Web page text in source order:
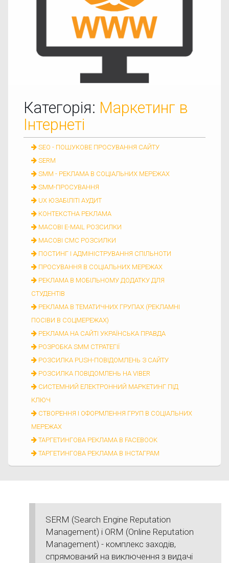
Категорія: Маркетинг в
Інтернеті
SEO - ПОШУКОВЕ ПРОСУВАННЯ САЙТУ
SERM
SMM - РЕКЛАМА В СОЦІАЛЬНИХ МЕРЕЖАХ
SMM-ПРОСУВАННЯ
UX ЮЗАБІЛІТІ АУДИТ
КОНТЕКСТНА РЕКЛАМА
МАСОВІ E-MAIL РОЗСИЛКИ
МАСОВІ СМС РОЗСИЛКИ
ПОСТИНГ І АДМІНІСТРУВАННЯ СПІЛЬНОТИ
ПРОСУВАННЯ В СОЦІАЛЬНИХ МЕРЕЖАХ
РЕКЛАМА В МОБІЛЬНОМУ ДОДАТКУ ДЛЯ
СТУДЕНТІВ
РЕКЛАМА В ТЕМАТИЧНИХ ГРУПАХ (РЕКЛАМНІ
ПОСІВИ В СОЦМЕРЕЖАХ)
РЕКЛАМА НА САЙТІ УКРАЇНСЬКА ПРАВДА
РОЗРОБКА SMM СТРАТЕГІЇ
РОЗСИЛКА PUSH-ПОВІДОМЛЕНЬ З САЙТУ
РОЗСИЛКА ПОВІДОМЛЕНЬ НА VIBER
СИСТЕМНИЙ ЕЛЕКТРОННИЙ МАРКЕТИНГ ПІД
КЛЮЧ
СТВОРЕННЯ І ОФОРМЛЕННЯ ГРУП В СОЦІАЛЬНИХ
МЕРЕЖАХ
ТАРГЕТИНГОВА РЕКЛАМА В FACEBOOK
ТАРГЕТИНГОВА РЕКЛАМА В ІНСТАГРАМ
SERM (Search Engine Reputation
Management) і ORM (Online Reputation
Management) - комплекс заходів,
спрямований на виключення з видачі